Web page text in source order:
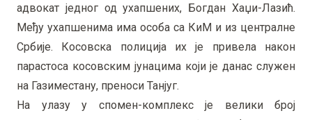
адвокат једног од ухапшених, Богдан Хаџи-Лазић.
Међу ухапшенима има особа са КиМ и из централне
Србије. Косовска полиција их је привела након
парастоса косовским јунацима који је данас служен
на Газиместану, преноси Танјуг.
На улазу у спомен-комплекс је велики број